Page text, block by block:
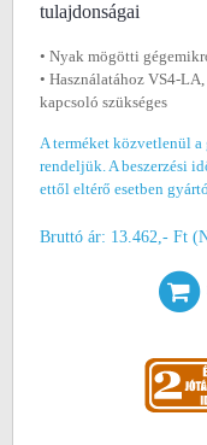
tulajdonságai
• Nyak mögötti
• Használatához VS4-
kapcsoló szükséges
A terméket közvetlenül
rendeljük. A beszerzési
ettől eltérő esetben
Bruttó ár: 13.462,- Ft